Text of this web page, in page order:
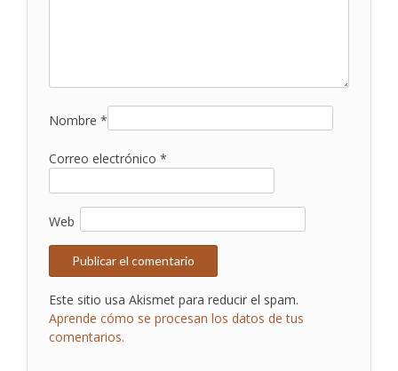
Nombre *
Correo electrónico *
Web
Este sitio usa Akismet para reducir el spam.
Aprende cómo se procesan los datos de tus
comentarios.